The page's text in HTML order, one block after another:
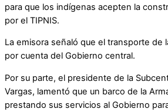
para que los indígenas acepten la
por el TIPNIS.
La emisora señaló que el transporte de
por cuenta del Gobierno central.
Por su parte, el presidente de la
Vargas, lamentó que un barco de la
prestando sus servicios al Gobierno